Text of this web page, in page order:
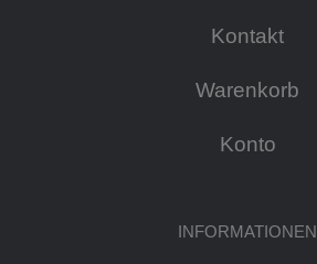
Kontakt
Warenkorb
Konto
INFORMATIONEN